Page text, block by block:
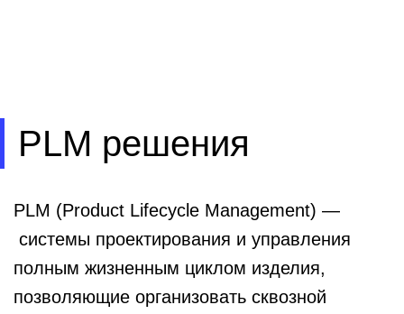
PLM решения
PLM (Product Lifecycle Management) —
системы проектирования и управления
полным жизненным циклом изделия,
позволяющие организовать сквозной